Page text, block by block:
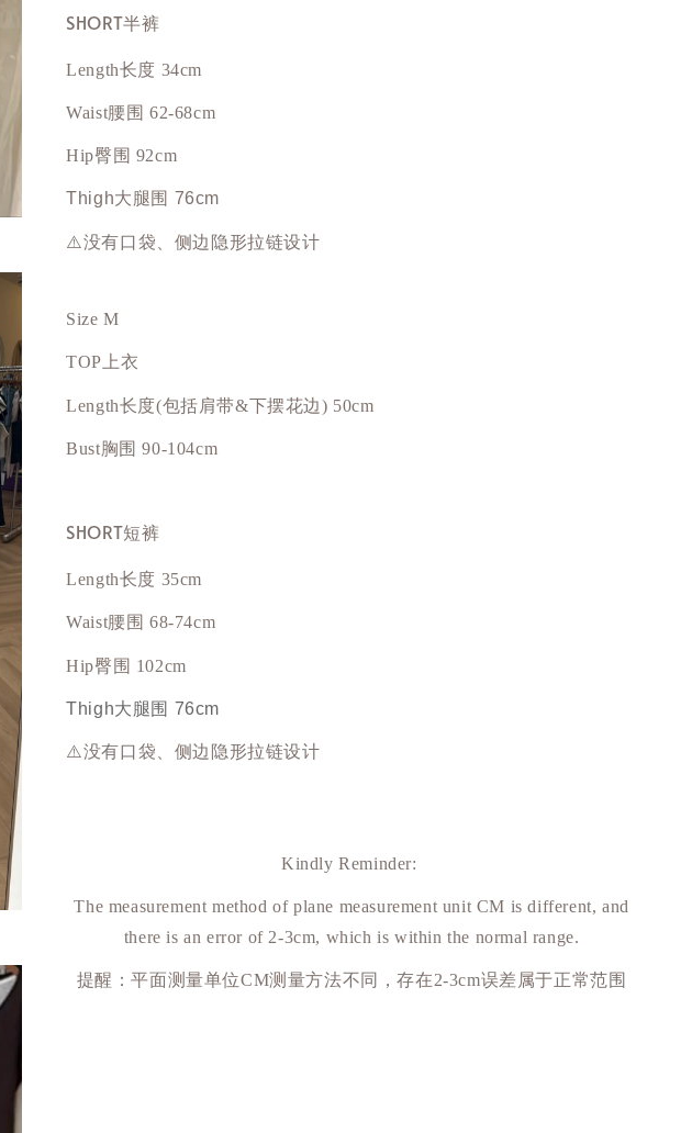
SHORT半裤
Length长度 34cm
Waist腰围 62-68cm
Hip臀围 92cm
Thigh大腿围 76cm
⚠️没有口袋、侧边隐形拉链设计
Size M
TOP上衣
Length长度(包括肩带&下摆花边) 50cm
Bust胸围 90-104cm
SHORT短裤
Length长度 35cm
Waist腰围 68-74cm
Hip臀围 102cm
Thigh大腿围 76cm
⚠️没有口袋、侧边隐形拉链设计
Kindly Reminder:
The measurement method of plane measurement unit CM is different, and
there is an error of 2-3cm, which is within the normal range.
提醒：平面测量单位CM测量方法不同，存在2-3cm误差属于正常范围